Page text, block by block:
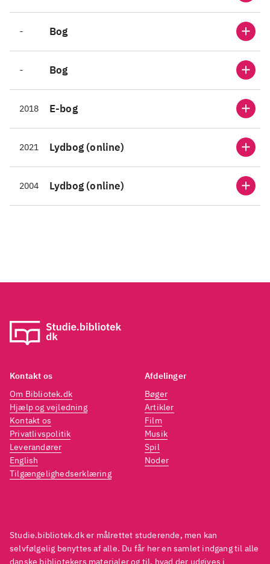
- Bog
- Bog
2018 E-bog
2021 Lydbog (online)
2004 Lydbog (online)
Studie.bibliotek.dk er målrettet studerende, men kan
selvfølgelig benyttes af alle. Du får her en samlet indgang til alle
Kontakt os
Om Bibliotek.dk
Hjælp og vejledning
Kontakt os
Privatlivspolitik
Leverandører
English
Tilgængelighedserklæring
Afdelinger
Bøger
Artikler
Film
Musik
Spil
Noder